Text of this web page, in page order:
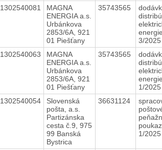
1302540081
MAGNA
ENERGIA a.s.
Urbánkova
2853/6A, 921
01 Piešťany
35743565
3/2025
1302540063
MAGNA
ENERGIA a.s.
Urbánkova
2853/6A, 921
01 Piešťany
35743565
1/2025
1302540054
Slovenská
pošta, a.s.
Partizánska
cesta č.9, 975
99 Banská
Bystrica
36631124
1/2025